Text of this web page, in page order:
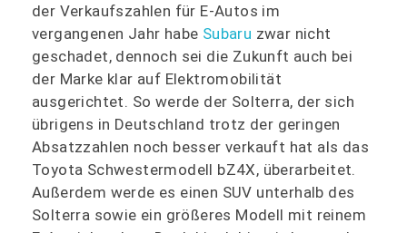
der Verkaufszahlen für E-Autos im
vergangenen Jahr habe Subaru zwar nicht
geschadet, dennoch sei die Zukunft auch bei
der Marke klar auf Elektromobilität
ausgerichtet. So werde der Solterra, der sich
übrigens in Deutschland trotz der geringen
Absatzzahlen noch besser verkauft hat als das
Toyota Schwestermodell bZ4X, überarbeitet.
Außerdem werde es einen SUV unterhalb des
Solterra sowie ein größeres Modell mit reinem